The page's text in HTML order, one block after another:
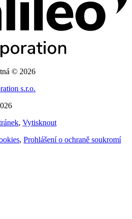
© 2026
s.r.o.
, Vytisknout
, Prohlášení o ochraně soukromí